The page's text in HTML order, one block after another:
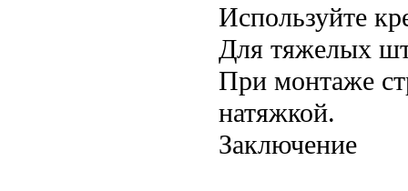
Используйте
Для тяжелых
При монтаже
натяжкой.
Заключение